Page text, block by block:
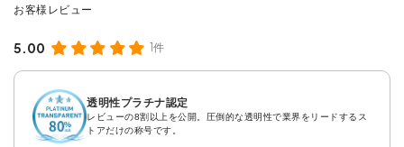
5.00 1件
透明性プラチナ認定
レビューの8割以上を公開。圧倒的な透明性で業界をリードするス
トアだけの称号です。